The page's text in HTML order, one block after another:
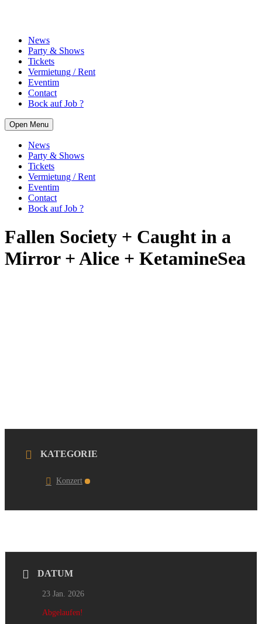
News
Party & Shows
Tickets
Vermietung / Rent
Eventim
Contact
Bock auf Job ?
Open Menu
News
Party & Shows
Tickets
Vermietung / Rent
Eventim
Contact
Bock auf Job ?
Fallen Society + Caught in a
Mirror + Alice + KetamineSea
KATEGORIE
Konzert
DATUM
23 Jan. 2026
Abgelaufen!